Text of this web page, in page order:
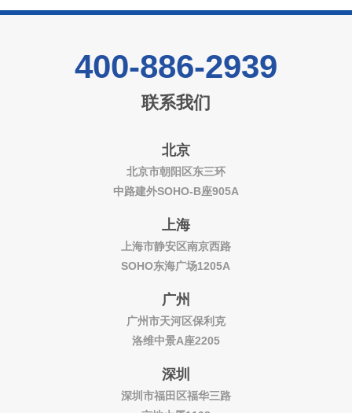
400-886-2939
联系我们
北京
北京市朝阳区东三环
中路建外SOHO-B座905A
上海
上海市静安区南京西路
SOHO东海广场1205A
广州
广州市天河区保利克
洛维中景A座2205
深圳
深圳市福田区福华三路